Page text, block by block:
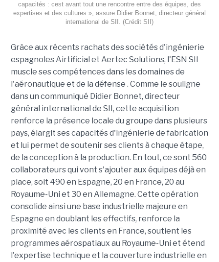
capacités : cest avant tout une rencontre entre des équipes, des
expertises et des cultures », assure Didier Bonnet, directeur général
international de SII. (Crédit SII)
Grâce aux récents rachats des sociétés d'ingénierie
espagnoles Airtificial et Aertec Solutions, l'ESN SII
muscle ses compétences dans les domaines de
l'aéronautique et de la défense . Comme le souligne
dans un communiqué Didier Bonnet, directeur
général international de SII, cette acquisition
renforce la présence locale du groupe dans plusieurs
pays, élargit ses capacités d'ingénierie de fabrication
et lui permet de soutenir ses clients à chaque étape,
de la conception à la production. En tout, ce sont 560
collaborateurs qui vont s'ajouter aux équipes déjà en
place, soit 490 en Espagne, 20 en France, 20 au
Royaume-Uni et 30 en Allemagne. Cette opération
consolide ainsi une base industrielle majeure en
Espagne en doublant les effectifs, renforce la
proximité avec les clients en France, soutient les
programmes aérospatiaux au Royaume-Uni et étend
l'expertise technique et la couverture industrielle en